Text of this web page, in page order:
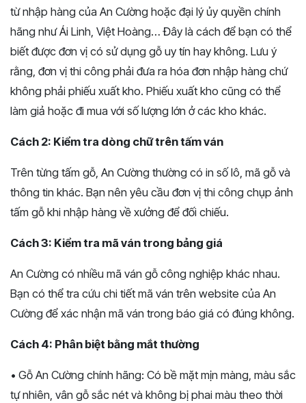
từ nhập hàng của An Cường hoặc đại lý ủy quyền chính
hãng như Ái Linh, Việt Hoàng… Đây là cách để bạn có thể
biết được đơn vị có sử dụng gỗ uy tín hay không. Lưu ý
rằng, đơn vị thi công phải đưa ra hóa đơn nhập hàng chứ
không phải phiếu xuất kho. Phiếu xuất kho cũng có thể
làm giả hoặc đi mua với số lượng lớn ở các kho khác.
Cách 2: Kiểm tra dòng chữ trên tấm ván
Trên từng tấm gỗ, An Cường thường có in số lô, mã gỗ và
thông tin khác. Bạn nên yêu cầu đơn vị thi công chụp ảnh
tấm gỗ khi nhập hàng về xưởng để đối chiếu.
Cách 3: Kiểm tra mã ván trong bảng giá
An Cường có nhiều mã ván gỗ công nghiệp khác nhau.
Bạn có thể tra cứu chi tiết mã ván trên website của An
Cường để xác nhận mã ván trong báo giá có đúng không.
Cách 4: Phân biệt bằng mắt thường
• Gỗ An Cường chính hãng: Có bề mặt mịn màng, màu sắc
tự nhiên, vân gỗ sắc nét và không bị phai màu theo thời